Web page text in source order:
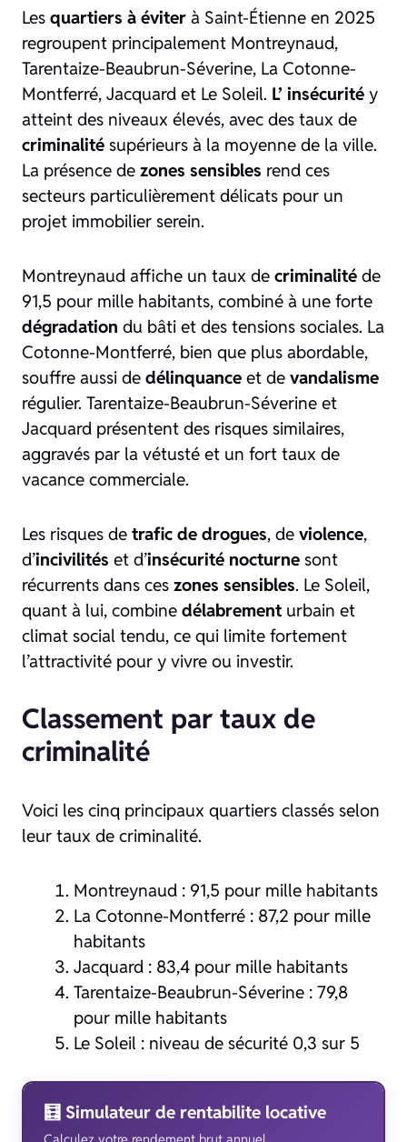
Les quartiers à éviter à Saint-Étienne en 2025
regroupent principalement Montreynaud,
Tarentaize-Beaubrun-Séverine, La Cotonne-
Montferré, Jacquard et Le Soleil. L’ insécurité y
atteint des niveaux élevés, avec des taux de
criminalité supérieurs à la moyenne de la ville.
La présence de zones sensibles rend ces
secteurs particulièrement délicats pour un
projet immobilier serein.
Montreynaud affiche un taux de criminalité de
91,5 pour mille habitants, combiné à une forte
dégradation du bâti et des tensions sociales. La
Cotonne-Montferré, bien que plus abordable,
souffre aussi de délinquance et de vandalisme
régulier. Tarentaize-Beaubrun-Séverine et
Jacquard présentent des risques similaires,
aggravés par la vétusté et un fort taux de
vacance commerciale.
Les risques de trafic de drogues, de violence,
d’incivilités et d’insécurité nocturne sont
récurrents dans ces zones sensibles. Le Soleil,
quant à lui, combine délabrement urbain et
climat social tendu, ce qui limite fortement
l’attractivité pour y vivre ou investir.
Classement par taux de
criminalité
Voici les cinq principaux quartiers classés selon
leur taux de criminalité.
Montreynaud : 91,5 pour mille habitants
La Cotonne-Montferré : 87,2 pour mille
habitants
Jacquard : 83,4 pour mille habitants
Tarentaize-Beaubrun-Séverine : 79,8
pour mille habitants
Le Soleil : niveau de sécurité 0,3 sur 5
🧮 Simulateur de rentabilite locative